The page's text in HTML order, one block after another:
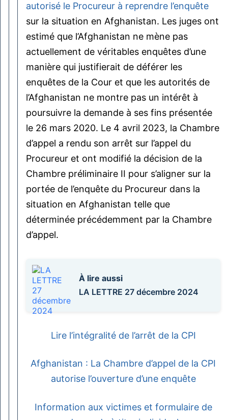
autorisé le Procureur à reprendre l’enquête
sur la situation en Afghanistan. Les juges ont
estimé que l’Afghanistan ne mène pas
actuellement de véritables enquêtes d’une
manière qui justifierait de déférer les
enquêtes de la Cour et que les autorités de
l’Afghanistan ne montre pas un intérêt à
poursuivre la demande à ses fins présentée
le 26 mars 2020. Le 4 avril 2023, la Chambre
d’appel a rendu son arrêt sur l’appel du
Procureur et ont modifié la décision de la
Chambre préliminaire II pour s’aligner sur la
portée de l’enquête du Procureur dans la
situation en Afghanistan telle que
déterminée précédemment par la Chambre
d’appel.
À lire aussi
LA LETTRE 27 décembre 2024
Lire l’intégralité de l’arrêt de la CPI
Afghanistan : La Chambre d’appel de la CPI
autorise l’ouverture d’une enquête
Information aux victimes et formulaire de